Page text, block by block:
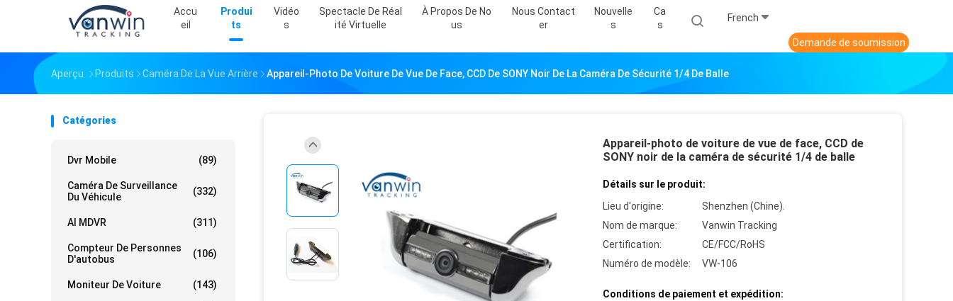
Accu
Eil
Produi
Ts
Vidéo
S
Spectacle De Réal
Ité Virtuelle
À Propos De No
Us
Nous Contact
Er
Nouvelle
S
Ca
S
French
Demande de soumission
Aperçu Produits Caméra De La Vue Arrière Appareil-Photo De Voiture De Vue De Face, CCD De SONY Noir De La Caméra De Sécurité 1/4 De Balle
Catégories
Dvr Mobile (89)
Caméra De Surveillance
Du Véhicule
(332)
AI MDVR (311)
Compteur De Personnes
D'autobus
(106)
Moniteur De Voiture (143)
Appareil-photo de voiture de vue de face, CCD de
SONY noir de la caméra de sécurité 1/4 de balle
Détails sur le produit:
Lieu d'origine:
Shenzhen (Chine).
Nom de marque:
Vanwin Tracking
Certification:
CE/FCC/RoHS
Numéro de modèle:
VW-106
Conditions de paiement et expédition: